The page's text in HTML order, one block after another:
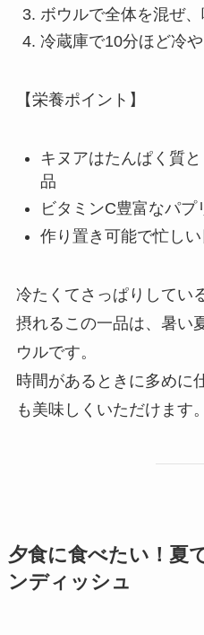
ボウルで全体を混ぜ、
冷蔵庫で10分ほど冷や
【栄養ポイント】
キヌアはたんぱく質
品
ビタミンC豊富なパプ
作り置き可能で忙し
冷たくてさっぱりしてい
摂れるこの一品は、暑い
ウルです。
時間があるときに多めに
も美味しくいただけます。
夕食に食べたい！夏
ンディッシュ